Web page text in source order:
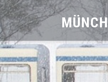
Skip
to
content